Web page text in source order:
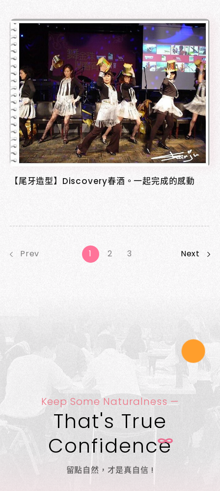
【尾牙造型】Discovery春酒。一起完成的感動
1 2 3
Keep Some Naturalness —
That's True
Confidence
留點自然，才是真自信 !